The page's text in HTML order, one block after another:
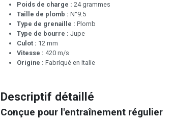
Poids de charge : 24 grammes
Taille de plomb : N°9.5
Type de grenaille : Plomb
Type de bourre : Jupe
Culot : 12 mm
Vitesse : 420 m/s
Origine : Fabriqué en Italie
Descriptif détaillé
Conçue pour l'entraînement régulier